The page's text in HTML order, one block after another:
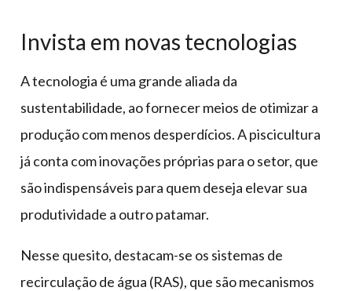
Invista em novas tecnologias
A tecnologia é uma grande aliada da
sustentabilidade, ao fornecer meios de otimizar a
produção com menos desperdícios. A piscicultura
já conta com inovações próprias para o setor, que
são indispensáveis para quem deseja elevar sua
produtividade a outro patamar.
Nesse quesito, destacam-se os sistemas de
recirculação de água (RAS), que são mecanismos